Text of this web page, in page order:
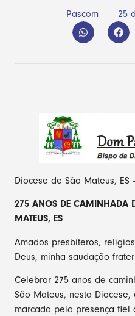
Pascom 25
Diocese de São Mateus,
275 ANOS DE CAMINHADA
MATEUS, ES
Amados presbíteros,
Deus, minha saudação
Celebrar 275 anos de
São Mateus, nesta
marcada pela presença fiel